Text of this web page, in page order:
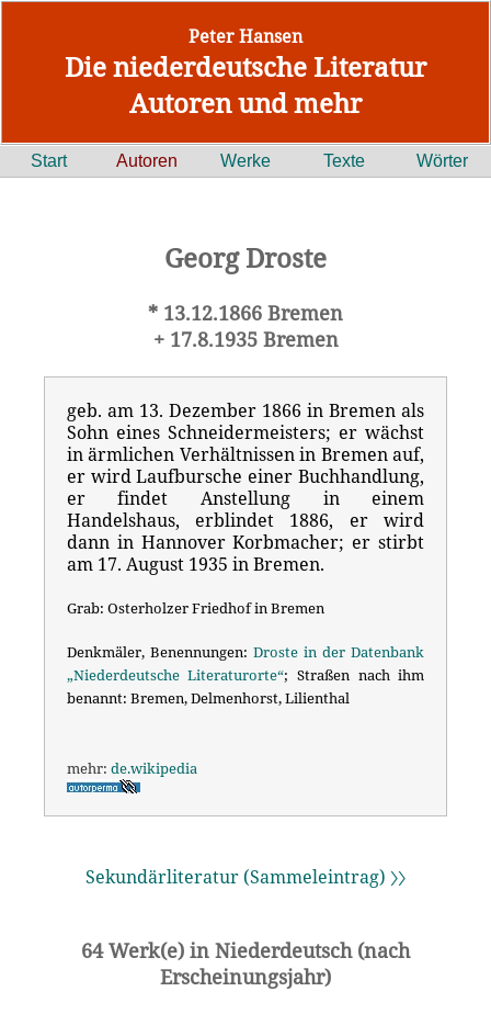
Peter Hansen
Die niederdeutsche Literatur
Autoren und mehr
Start Autoren Werke Texte Wörter
Georg Droste
* 13.12.1866 Bremen
+ 17.8.1935 Bremen
geb. am 13. Dezember 1866 in Bremen als
Sohn eines Schneidermeisters; er wächst
in ärmlichen Verhältnissen in Bremen auf,
er wird Laufbursche einer Buchhandlung,
er findet Anstellung in einem
Handelshaus, erblindet 1886, er wird
dann in Hannover Korbmacher; er stirbt
am 17. August 1935 in Bremen.
Grab: Osterholzer Friedhof in Bremen
Denkmäler, Benennungen: Droste in der Datenbank
„Niederdeutsche Literaturorte“; Straßen nach ihm
benannt: Bremen, Delmenhorst, Lilienthal
mehr: de.wikipedia
Sekundärliteratur (Sammeleintrag) 〉〉
64 Werk(e) in Niederdeutsch (nach
Erscheinungsjahr)